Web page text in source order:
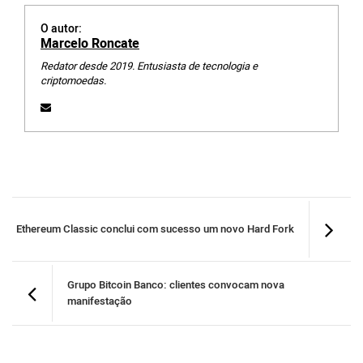
O autor:
Marcelo Roncate
Redator desde 2019. Entusiasta de tecnologia e
criptomoedas.
Ethereum Classic conclui com sucesso um novo Hard Fork
Grupo Bitcoin Banco: clientes convocam nova
manifestação